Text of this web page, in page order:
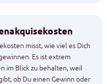
misst, wie viel es Dich
Es ist extrem
im Blick zu behalten, weil
ob Du einen Gewinn oder